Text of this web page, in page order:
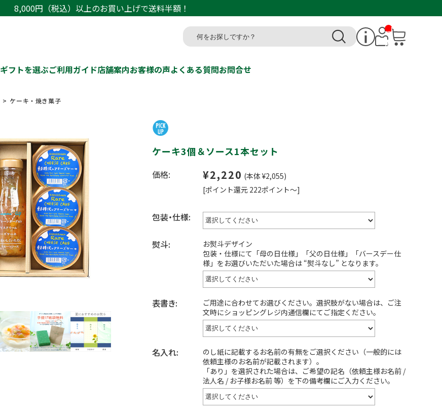
8,000円（税込）以上のお買い上げで送料半額！
__I
T
M_
ギフトを選ぶご利用ガイド店舗案内お客様の声よくある質問お問合せ
ケーキ・焼き菓子
ケーキ3個＆ソース1本セット
価格: ¥2,220 (本体 ¥2,055)
[ポイント還元 222ポイント～]
包装・仕様:
熨斗:
お熨斗デザイン
包装・仕様にて「母の日仕様」「父の日仕様」「バースデー仕
様」をお選びいただいた場合は “熨斗なし” となります。
表書き:
ご用途に合わせてお選びください。選択肢がない場合は、ご注
文時にショッピングレジ内通信欄にてご指定ください。
名入れ:
のし紙に記載するお名前の有無をご選択ください（一般的には
依頼主様のお名前が記載されます）。
「あり」を選択された場合は、ご希望の記名（依頼主様お名前 /
法人名 / お子様お名前 等）を下の備考欄にご入力ください。